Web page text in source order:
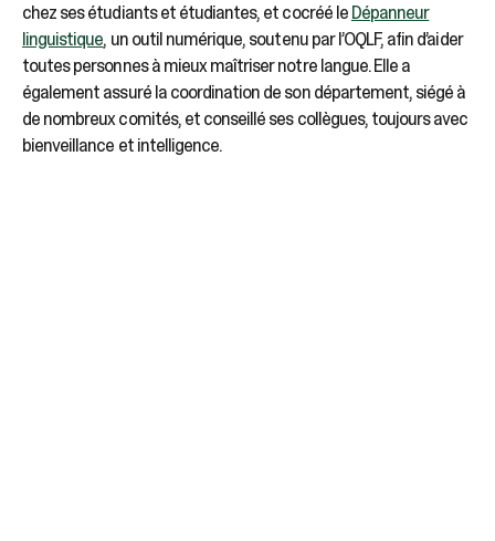
chez ses étudiants et étudiantes, et cocréé leDépanneur
linguistique, un outil numérique, soutenu par l’OQLF, afin d’aider
toutes personnes à mieux maîtriser notre langue. Elle a
également assuré la coordination de son département, siégé à
de nombreux comités, et conseillé ses collègues, toujours avec
bienveillance et intelligence.